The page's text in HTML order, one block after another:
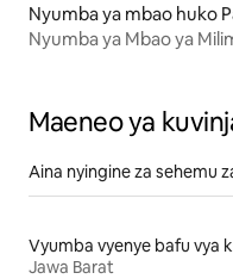
Nyumba ya mbao huko
Nyumba ya Mbao ya
Maeneo ya
Aina nyingine za sehemu
Jawa Barat